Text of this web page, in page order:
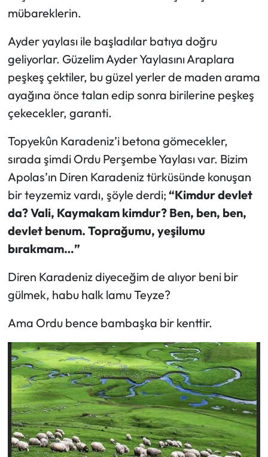
mübareklerin.
Ayder yaylası ile başladılar batıya doğru
geliyorlar. Güzelim Ayder Yaylasını Araplara
peşkeş çektiler, bu güzel yerler de maden arama
ayağına önce talan edip sonra birilerine peşkeş
çekecekler, garanti.
Topyekûn Karadeniz’i betona gömecekler,
sırada şimdi Ordu Perşembe Yaylası var. Bizim
Apolas’ın Diren Karadeniz türküsünde konuşan
bir teyzemiz vardı, şöyle derdi; “Kimdur devlet
da? Vali, Kaymakam kimdur? Ben, ben, ben,
devlet benum. Toprağumu, yeşilumu
bırakmam…”
Diren Karadeniz diyeceğim de alıyor beni bir
gülmek, habu halk lamu Teyze?
Ama Ordu bence bambaşka bir kenttir.